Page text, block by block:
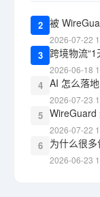
2 被
2026-07-22
3
2026-06-18
4
2026-07-23
5
2026-07-22
6
2026-06-23